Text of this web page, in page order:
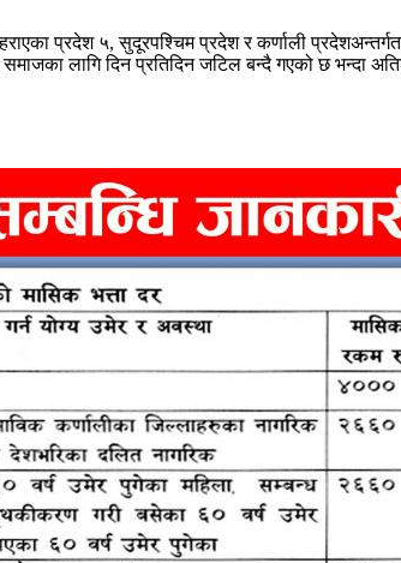
प्रदेश ५, सुदूरपश्चिम प्रदेश र कर्णाली
लागि दिन प्रतिदिन जटिल बन्दै गएको छ भन्दा